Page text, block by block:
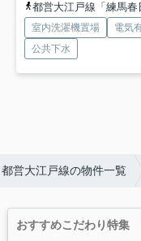
都営大江戸線「練馬
室内洗濯機置場 電気
公共下水
都営大江戸線の物件一覧
おすすめこだわり特集